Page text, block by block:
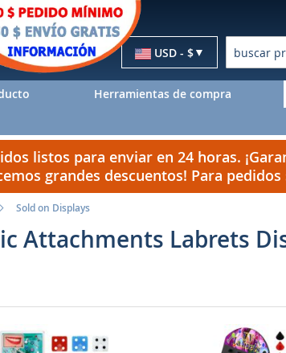
Moneda
USD - $
Buscar
Herramientas de compra
listos para enviar en 24 horas.
grandes descuentos! Para
Sold on Displays
Attachments Labrets